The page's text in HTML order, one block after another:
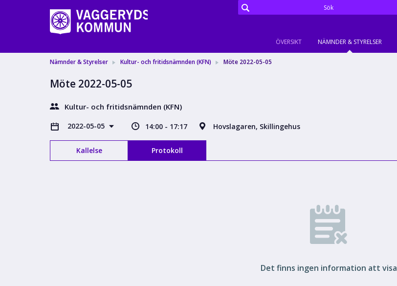
ÖVERSIKT NÄMNDER & STYRELSER
Nämnder & Styrelser Kultur- och fritidsnämnden (KFN) Möte 2022-05-05
Möte 2022-05-05
Kultur- och fritidsnämnden (KFN)
2022-05-05 14:00 - 17:17 Hovslagaren, Skillingehus
Kallelse Protokoll
Det finns ingen information att visa